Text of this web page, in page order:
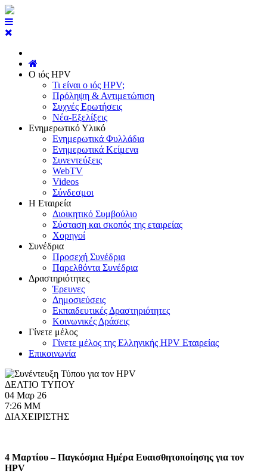
Ο ιός HPV
Τι είναι ο ιός HPV;
Πρόληψη & Αντιμετώπιση
Συχνές Ερωτήσεις
Νέα-Εξελίξεις
Ενημερωτικό Υλικό
Ενημερωτικά Φυλλάδια
Ενημερωτικά Κείμενα
Συνεντεύξεις
WebTV
Videos
Σύνδεσμοι
Η Εταιρεία
Διοικητικό Συμβούλιο
Σύσταση και σκοπός της εταιρείας
Χορηγοί
Συνέδρια
Προσεχή Συνέδρια
Παρελθόντα Συνέδρια
Δραστηριότητες
Έρευνες
Δημοσιεύσεις
Εκπαιδευτικές Δραστηριότητες
Κοινωνικές Δράσεις
Γίνετε μέλος
Γίνετε μέλος της Ελληνικής HPV Εταιρείας
Επικοινωνία
ΔΕΛΤΙΟ ΤΥΠΟΥ
04 Μαρ 26
7:26 ΜΜ
ΔΙΑΧΕΙΡΙΣΤΗΣ
4 Μαρτίου – Παγκόσμια Ημέρα Ευαισθητοποίησης για τον
HPV